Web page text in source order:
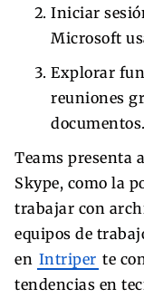
Iniciar
Microsoft
Explorar
reuniones
documentos.
Teams presenta
Skype, como la
trabajar con
equipos de
en Intriper te
tendencias en